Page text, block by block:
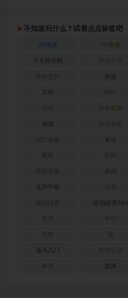
不知道玩什么？试着点点标签吧
2D画面 3D画面
不支持手柄
体验
冒险
动作冒险
动漫
射击
建造
挑战
支持手柄
模拟经营SIM
生存
索
菜鸟入门
选择